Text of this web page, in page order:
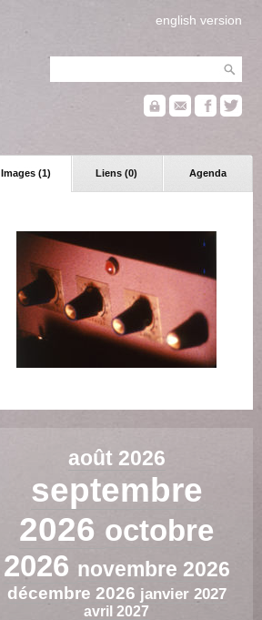
english version
Images (1) Liens (0) Agenda
août 2026
septembre
2026 octobre
2026 novembre 2026
décembre 2026 janvier 2027
avril 2027